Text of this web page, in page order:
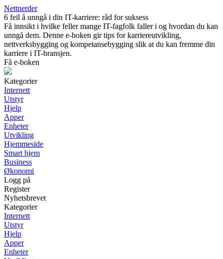
Nettnerder
6 feil å unngå i din IT-karriere: råd for suksess
Få innsikt i hvilke feller mange IT-fagfolk faller i og hvordan du kan
unngå dem. Denne e-boken gir tips for karriereutvikling,
nettverksbygging og kompetansebygging slik at du kan fremme din
karriere i IT-bransjen.
Få e-boken
Kategorier
Internett
Utstyr
Hjelp
Apper
Enheter
Utvikling
Hjemmeside
Smart hjem
Business
Økonomi
Logg på
Register
Nyhetsbrevet
Kategorier
Internett
Utstyr
Hjelp
Apper
Enheter